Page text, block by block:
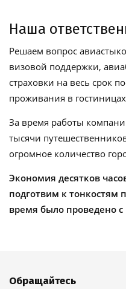
Наша
Решаем вопрос
визовой поддержки,
страховки на весь срок
проживания в
За время работы
тысячи
огромное количество
Экономия десятков
подготвим к тонкостям
время было проведено
Обращайтесь